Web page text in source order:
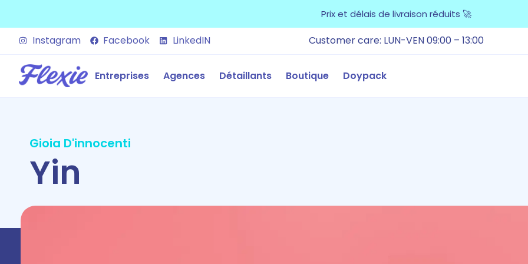
Prix et délais de livraison réduits 🚀
Instagram Facebook LinkedIN Customer care: LUN-VEN 09:00 – 13:00
Entreprises Agences Détaillants Boutique Doypack
Gioia D'innocenti
Yin